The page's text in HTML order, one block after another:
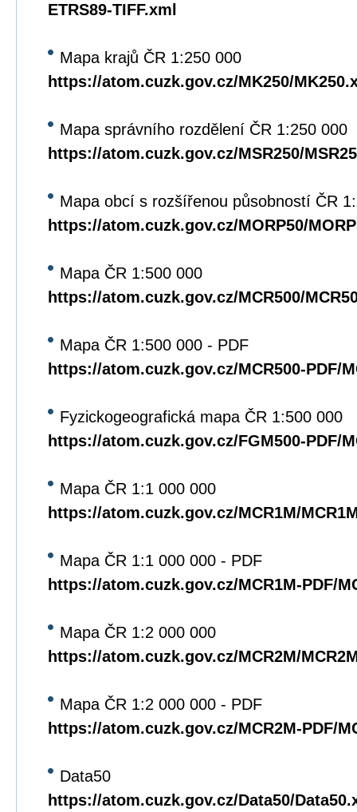
ETRS89-TIFF.xml
Mapa krajů ČR 1:250 000
https://atom.cuzk.gov.cz/MK250/
Mapa správního rozdělení ČR 1:250 000
https://atom.cuzk.gov.cz/MSR250/
Mapa obcí s rozšířenou působností ČR
https://atom.cuzk.gov.cz/MORP50/
Mapa ČR 1:500 000
https://atom.cuzk.gov.cz/MCR500/
Mapa ČR 1:500 000 - PDF
https://atom.cuzk.gov.cz/MCR500-PDF/
Fyzickogeografická mapa ČR 1:500 000
https://atom.cuzk.gov.cz/FGM500-PDF/
Mapa ČR 1:1 000 000
https://atom.cuzk.gov.cz/MCR1M/
Mapa ČR 1:1 000 000 - PDF
https://atom.cuzk.gov.cz/MCR1M-PDF/
Mapa ČR 1:2 000 000
https://atom.cuzk.gov.cz/MCR2M/
Mapa ČR 1:2 000 000 - PDF
https://atom.cuzk.gov.cz/MCR2M-PDF/
Data50
https://atom.cuzk.gov.cz/Data50/